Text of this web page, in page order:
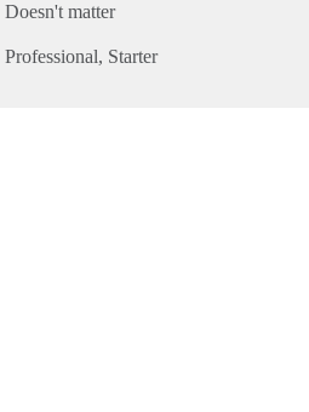
Doesn't matter
Professional Starter